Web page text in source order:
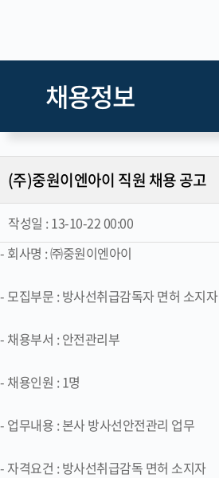
채용정보
(주)중원이엔아이 직원 채용 공고
작성일 :13-10-22 00:00
- 회사명 : ㈜중원이엔아이
- 모집부문 : 방사선취급감독자 면허 소지자
- 채용부서 : 안전관리부
- 채용인원 : 1명
- 업무내용 : 본사 방사선안전관리 업무
- 자격요건 : 방사선취급감독 면허 소지자